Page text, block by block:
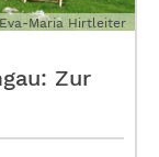
Maria Hirtleiter
Zur